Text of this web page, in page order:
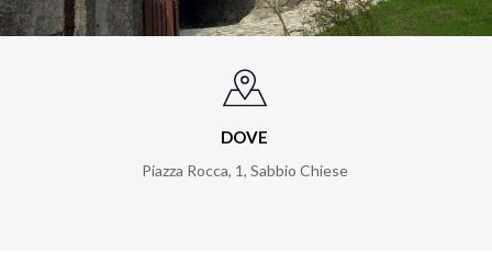
DOVE
Piazza Rocca, 1, Sabbio Chiese